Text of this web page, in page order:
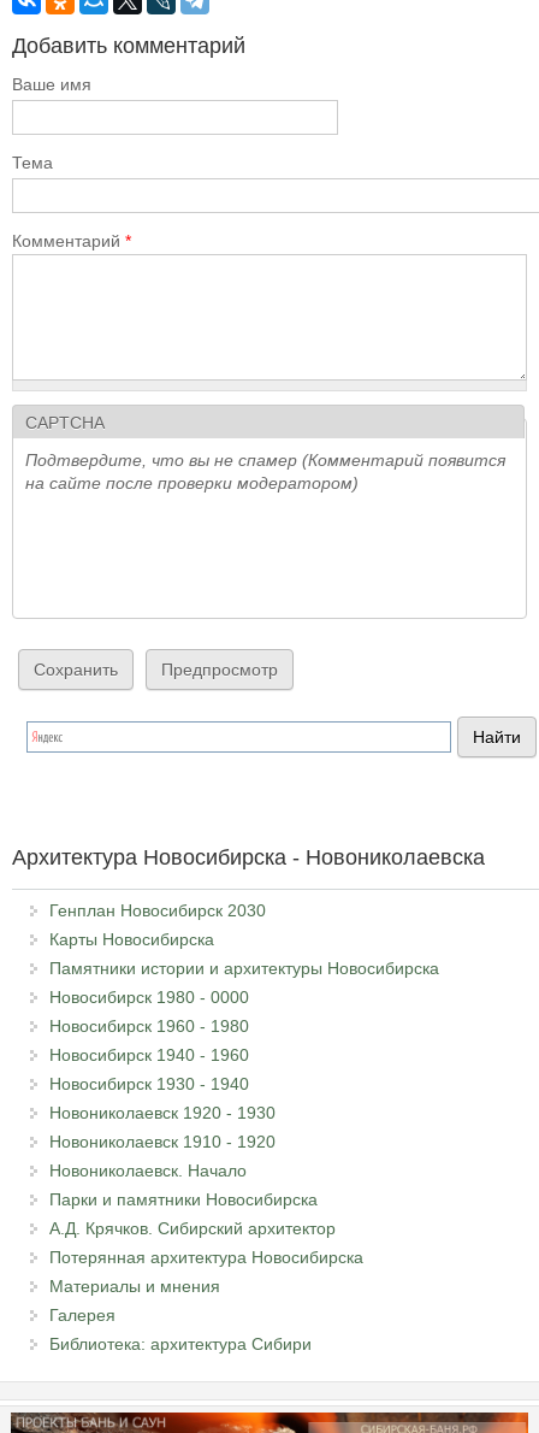
Добавить комментарий
Ваше имя
Тема
Комментарий *
CAPTCHA
Подтвердите, что вы не спамер (Комментарий появится
на сайте после проверки модератором)
Архитектура Новосибирска - Новониколаевска
Генплан Новосибирск 2030
Карты Новосибирска
Памятники истории и архитектуры Новосибирска
Новосибирск 1980 - 0000
Новосибирск 1960 - 1980
Новосибирск 1940 - 1960
Новосибирск 1930 - 1940
Новониколаевск 1920 - 1930
Новониколаевск 1910 - 1920
Новониколаевск. Начало
Парки и памятники Новосибирска
А.Д. Крячков. Сибирский архитектор
Потерянная архитектура Новосибирска
Материалы и мнения
Галерея
Библиотека: архитектура Сибири